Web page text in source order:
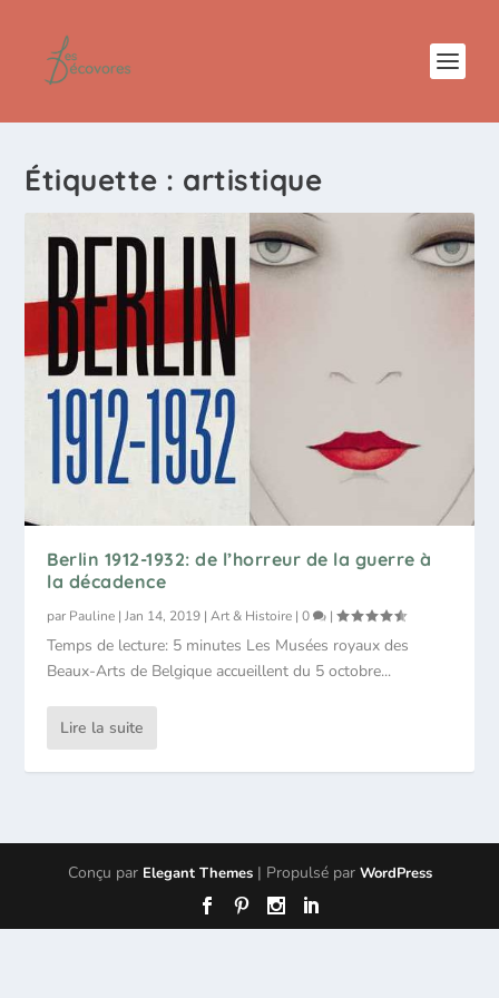
Étiquette : artistique
Berlin 1912-1932: de l’horreur de la guerre à
la décadence
par Pauline |Jan 14, 2019 |Art & Histoire |0 |
Temps de lecture: 5 minutes Les Musées royaux des
Beaux-Arts de Belgique accueillent du 5 octobre...
Lire la suite
Conçu par Elegant Themes| Propulsé par WordPress